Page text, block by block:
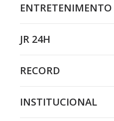
ENTRETENIMENTO
JR 24H
RECORD
INSTITUCIONAL